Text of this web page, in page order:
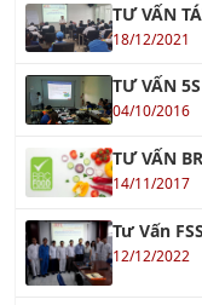
TƯ VẤN
18/12/2021
TƯ VẤN 5S
04/10/2016
TƯ VẤN
14/11/2017
Tư Vấn
12/12/2022